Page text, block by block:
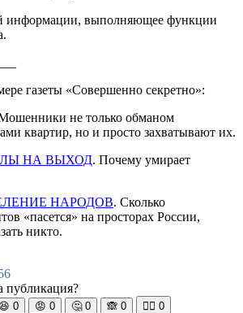
информации, выполняющее функции
газеты «Совершенно секретно»:
не только обманом
квартир, но и просто захватывают их.
НА ВЫХОД. Почему умирает
НАРОДОВ. Сколько
«пасется» на просторах России,
никто.
публикация?
😆 0 😡 0 🤔 0 🙈 0 🧘‍♀️ 0